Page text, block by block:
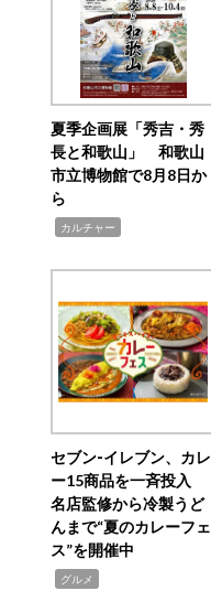
夏季企画展「秀吉・秀
長と和歌山」 和歌山
市立博物館で8月8日か
ら
カルチャー
セブン‐イレブン、カレ
ー15商品を一斉投入
名店監修から冷製うど
んまで“夏のカレーフェ
ス”を開催中
グルメ